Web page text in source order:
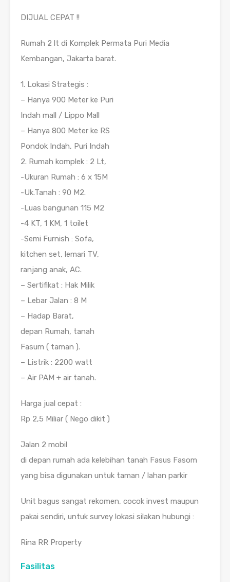
DIJUAL CEPAT !!
Rumah 2 lt di Komplek Permata Puri Media
Kembangan, Jakarta barat.
1. Lokasi Strategis :
– Hanya 900 Meter ke Puri
Indah mall / Lippo Mall
– Hanya 800 Meter ke RS
Pondok Indah, Puri Indah
2. Rumah komplek : 2 Lt,
-Ukuran Rumah : 6 x 15M
-Uk.Tanah : 90 M2.
-Luas bangunan 115 M2
-4 KT, 1 KM, 1 toilet
-Semi Furnish : Sofa,
kitchen set, lemari TV,
ranjang anak, AC.
– Sertifikat : Hak Milik
– Lebar Jalan : 8 M
– Hadap Barat,
depan Rumah, tanah
Fasum ( taman ).
– Listrik : 2200 watt
– Air PAM + air tanah.
Harga jual cepat :
Rp 2,5 Miliar ( Nego dikit )
Jalan 2 mobil
di depan rumah ada kelebihan tanah Fasus Fasom
yang bisa digunakan untuk taman / lahan parkir
Unit bagus sangat rekomen, cocok invest maupun
pakai sendiri, untuk survey lokasi silakan hubungi :
Rina RR Property
Fasilitas